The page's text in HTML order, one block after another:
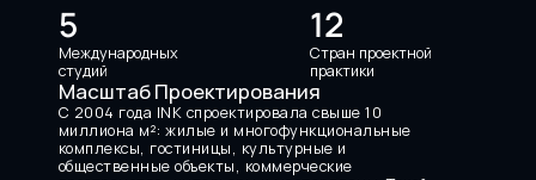
5
Международных
студий
12
Стран проектной
практики
Масштаб Проектирования
С 2004 года INK спроектировала свыше 10
миллиона м²: жилые и многофункциональные
комплексы, гостиницы, культурные и
общественные объекты, коммерческие